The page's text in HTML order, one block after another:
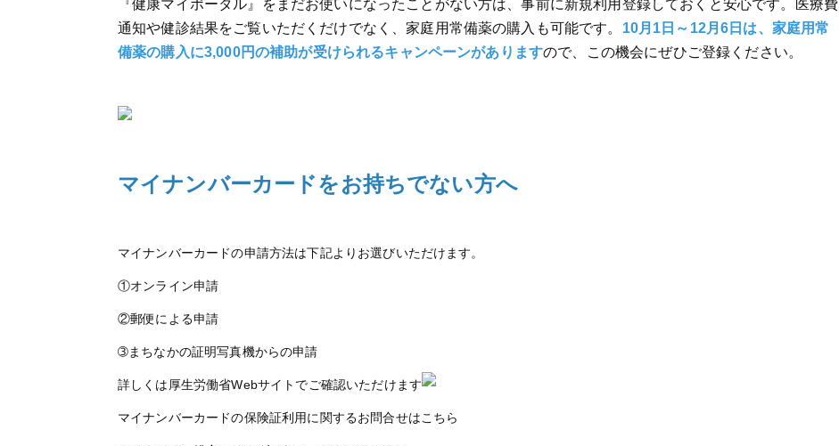
『健康マイポータル』をまだお使いになったことがない方は、事前に新規利用登録しておくと安心です。医療費
通知や健診結果をご覧いただくだけでなく、家庭用常備薬の購入も可能です。 10月1日～12月6日は、家庭用常
備薬の購入に3,000円の補助が受けられるキャンペーンがありますので、この機会にぜひご登録ください。
マイナンバーカードをお持ちでない方へ
マイナンバーカードの申請方法は下記よりお選びいただけます。
①オンライン申請
②郵便による申請
➂まちなかの証明写真機からの申請
詳しくは厚生労働省Webサイトでご確認いただけます
マイナンバーカードの保険証利用に関するお問合せはこちら